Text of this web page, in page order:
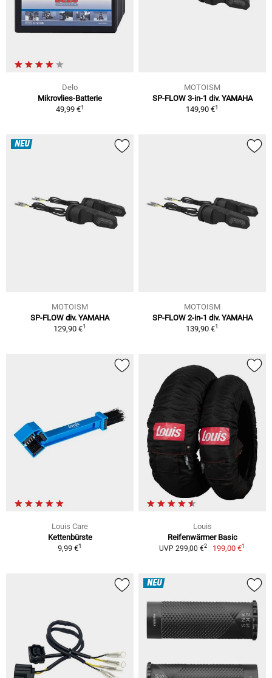
Delo
Mikrovlies-Batterie
49,99 €1
MOTOISM
SP-FLOW 3-in-1 div. YAMAHA
149,90 €1
NEU
MOTOISM
SP-FLOW div. YAMAHA
129,90 €1
MOTOISM
SP-FLOW 2-in-1 div. YAMAHA
139,90 €1
Louis Care
Kettenbürste
9,99 €1
Louis
Reifenwärmer Basic
UVP 299,00 €2 199,00 €1
NEU